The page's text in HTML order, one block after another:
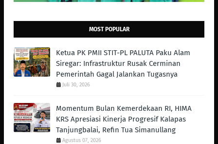
MOST POPULAR
Ketua PK PMII STIT-PL PALUTA Paku Alam
Siregar: Infrastruktur Rusak Cerminan
Pemerintah Gagal Jalankan Tugasnya
Juli 30, 2026
Momentum Bulan Kemerdekaan RI, HIMA
KRS Apresiasi Kinerja Progresif Kalapas
Tanjungbalai, Refin Tua Simanullang
Agustus 07, 2026